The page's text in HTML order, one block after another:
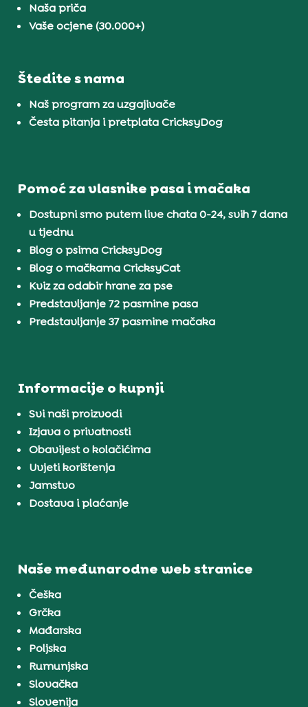
Naša priča
Vaše ocjene (30.000+)
Štedite s nama
Naš program za uzgajivače
Česta pitanja i pretplata CricksyDog
Pomoć za vlasnike pasa i mačaka
Dostupni smo putem live chata 0-24, svih 7 dana
u tjednu
Blog o psima CricksyDog
Blog o mačkama CricksyCat
Kviz za odabir hrane za pse
Predstavljanje 72 pasmine pasa
Predstavljanje 37 pasmine mačaka
Informacije o kupnji
Svi naši proizvodi
Izjava o privatnosti
Obavijest o kolačićima
Uvjeti korištenja
Jamstvo
Dostava i plaćanje
Naše međunarodne web stranice
Češka
Grčka
Mađarska
Poljska
Rumunjska
Slovačka
Slovenija